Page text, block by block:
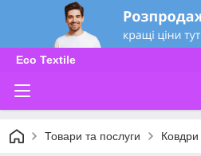
Eco Textile
Товари та послуги Ковдри